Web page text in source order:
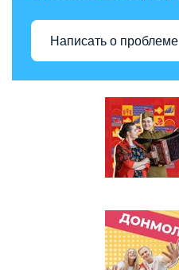
Написать о проблеме